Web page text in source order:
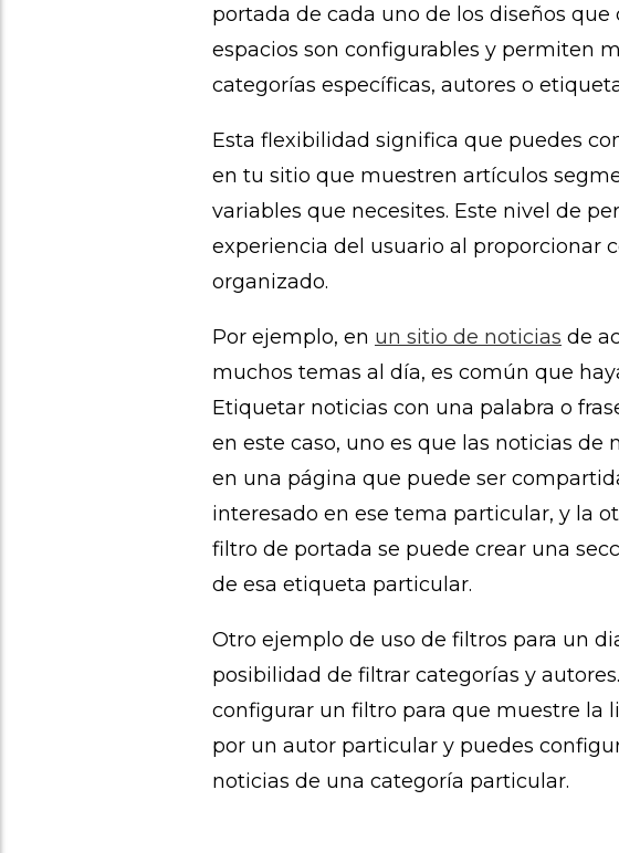
portada de cada uno de los diseños
espacios son configurables y permiten
categorías específicas, autores o
Esta flexibilidad significa que puedes
en tu sitio que muestren artículos
variables que necesites. Este nivel de
experiencia del usuario al proporcionar
organizado.
Por ejemplo, en un sitio de noticias de
muchos temas al día, es común que
Etiquetar noticias con una palabra o
en este caso, uno es que las noticias
en una página que puede ser
interesado en ese tema particular, y la
filtro de portada se puede crear una
de esa etiqueta particular.
Otro ejemplo de uso de filtros para un
posibilidad de filtrar categorías y
configurar un filtro para que muestre la
por un autor particular y puedes
noticias de una categoría particular.